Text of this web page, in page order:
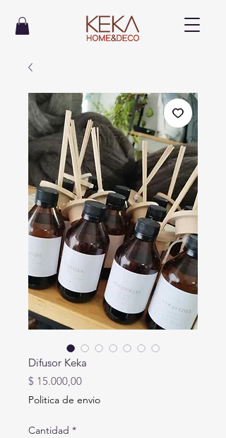
Difusor Keka
$ 15.000,00Precio
Politica de envio
Cantidad *